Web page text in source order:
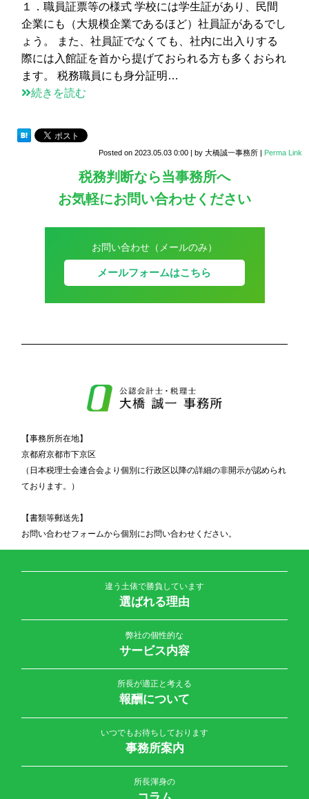
１．職員証票等の様式 学校には学生証があり、民間
企業にも（大規模企業であるほど）社員証があるでし
ょう。 また、社員証でなくても、社内に出入りする
際には入館証を首から提げておられる方も多くおられ
ます。 税務職員にも身分証明…
続きを読む
Posted on 2023.05.03 0:00 by 大橋誠一事務所 Perma Link
税務判断なら当事務所へ
お気軽にお問い合わせください
お問い合わせ（メールのみ）
メールフォームはこちら
【事務所所在地】
京都府京都市下京区
（日本税理士会連合会より個別に行政区以降の詳細の非開示が認められ
ております。）
【書類等郵送先】
お問い合わせフォームから個別にお問い合わせください。
違う土俵で勝負しています
選ばれる理由
弊社の個性的な
サービス内容
所長が適正と考える
報酬について
いつでもお待ちしております
事務所案内
所長渾身の